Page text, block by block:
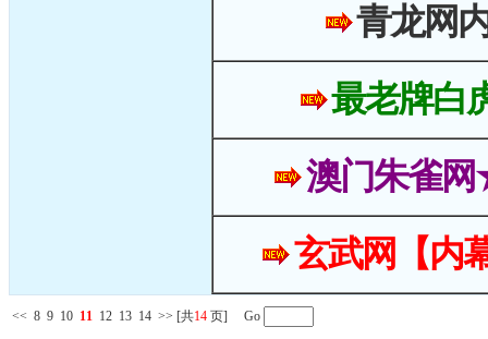
青龙网
最老牌白
澳门朱雀
玄武网【内
<< 8 9 10 11 12 13 14 >> [共14 页] Go